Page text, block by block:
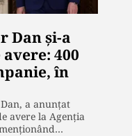
Dan și-a
400
în
a anunțat
avere la Agenția